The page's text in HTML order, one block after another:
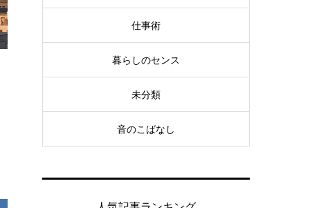
仕事術
暮らしのセンス
未分類
音のこばなし